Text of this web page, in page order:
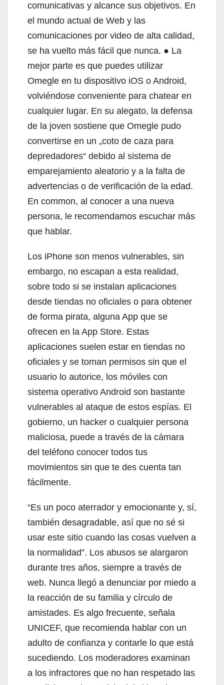
comunicativas y alcance sus objetivos. En
el mundo actual de Web y las
comunicaciones por video de alta calidad,
se ha vuelto más fácil que nunca. ● La
mejor parte es que puedes utilizar
Omegle en tu dispositivo iOS o Android,
volviéndose conveniente para chatear en
cualquier lugar. En su alegato, la defensa
de la joven sostiene que Omegle pudo
convertirse en un „coto de caza para
depredadores“ debido al sistema de
emparejamiento aleatorio y a la falta de
advertencias o de verificación de la edad.
En common, al conocer a una nueva
persona, le recomendamos escuchar más
que hablar.
Los iPhone son menos vulnerables, sin
embargo, no escapan a esta realidad,
sobre todo si se instalan aplicaciones
desde tiendas no oficiales o para obtener
de forma pirata, alguna App que se
ofrecen en la App Store. Estas
aplicaciones suelen estar en tiendas no
oficiales y se toman permisos sin que el
usuario lo autorice, los móviles con
sistema operativo Android son bastante
vulnerables al ataque de estos espías. El
gobierno, un hacker o cualquier persona
maliciosa, puede a través de la cámara
del teléfono conocer todos tus
movimientos sin que te des cuenta tan
fácilmente.
“Es un poco aterrador y emocionante y, sí,
también desagradable, así que no sé si
usar este sitio cuando las cosas vuelven a
la normalidad”. Los abusos se alargaron
durante tres años, siempre a través de
web. Nunca llegó a denunciar por miedo a
la reacción de su familia y círculo de
amistades. Es algo frecuente, señala
UNICEF, que recomienda hablar con un
adulto de confianza y contarle lo que está
sucediendo. Los moderadores examinan
a los infractores que no han respetado las